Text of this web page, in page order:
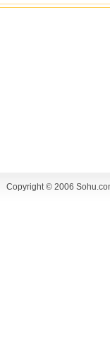
Copyright © 2006